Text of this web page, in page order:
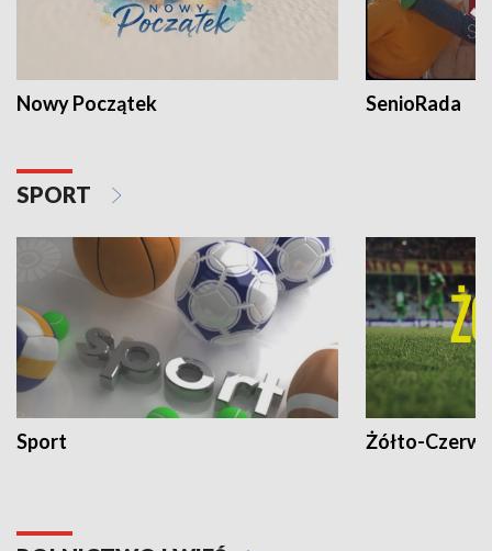
Nowy Początek SenioRada
SPORT
Sport Żółto-